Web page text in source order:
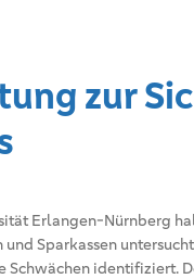
zur
Erlangen-Nürnberg
Sparkassen
Schwächen identifiziert.